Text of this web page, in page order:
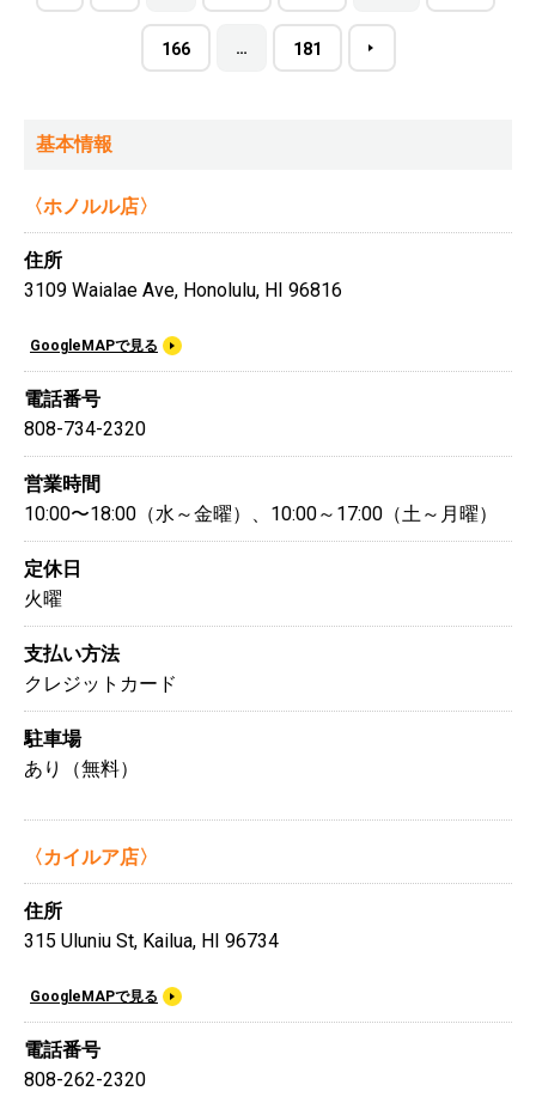
166 … 181
基本情報
〈ホノルル店〉
住所
3109 Waialae Ave, Honolulu, HI 96816
GoogleMAPで見る
電話番号
808-734-2320
営業時間
10:00〜18:00（水～金曜）、10:00～17:00（土～月曜）
定休日
火曜
支払い方法
クレジットカード
駐車場
あり（無料）
〈カイルア店〉
住所
315 Uluniu St, Kailua, HI 96734
GoogleMAPで見る
電話番号
808-262-2320